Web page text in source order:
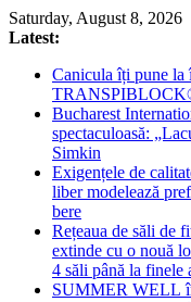
Skip
to
Saturday, August 8, 2026
Latest:
Canicula îți pune la
Bucharest
spectaculoasă:
Simkin
Exigențele de
liber modelează
bere
Rețeaua de săli de
extinde cu o nouă
4 săli până la finele
SUMMER WELL